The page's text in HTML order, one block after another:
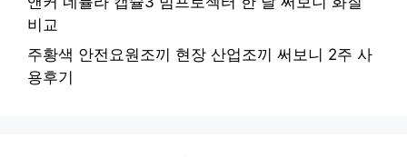
비교
주황색 안전요원조끼 현장 산업조끼 써보니 2주 사
용후기